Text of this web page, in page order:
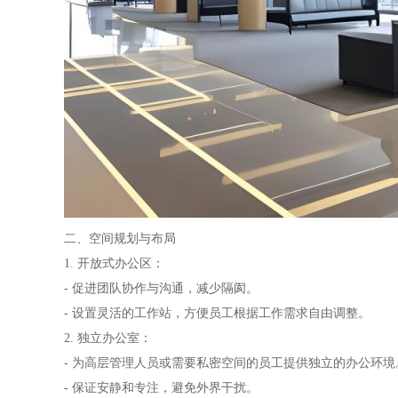
二、空间规划与布局
1. 开放式办公区：
- 促进团队协作与沟通，减少隔阂。
- 设置灵活的工作站，方便员工根据工作需求自由调整。
2. 独立办公室：
- 为高层管理人员或需要私密空间的员工提供独立的办公环境
- 保证安静和专注，避免外界干扰。